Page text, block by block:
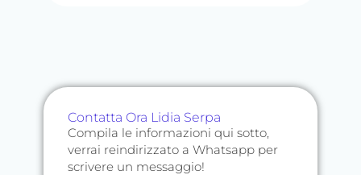
Contatta Ora Lidia Serpa
Compila le informazioni qui sotto,
verrai reindirizzato a Whatsapp per
scrivere un messaggio!